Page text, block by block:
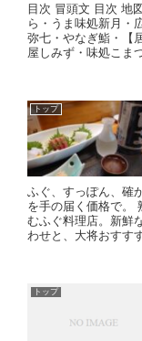
目次 冒頭文 目次 地
ら・うま味処新月・
弥七・やなぎ鮨・【
屋しみず・味処こま
トップ
ふぐ、すっぽん、確
を手の届く価格で。
むふぐ料理店。新鮮
わせと、大将おすす
トップ